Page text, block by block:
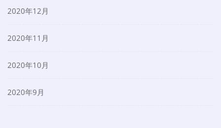
2020年12月
2020年11月
2020年10月
2020年9月